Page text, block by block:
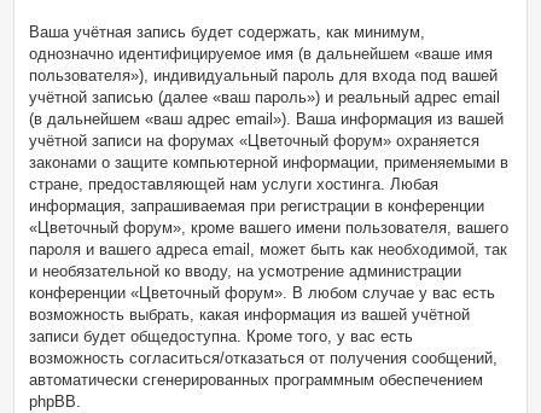
Ваша учётная запись будет содержать, как минимум,
однозначно идентифицируемое имя (в дальнейшем «ваше имя
пользователя»), индивидуальный пароль для входа под вашей
учётной записью (далее «ваш пароль») и реальный адрес email
(в дальнейшем «ваш адрес email»). Ваша информация из вашей
учётной записи на форумах «Цветочный форум» охраняется
законами о защите компьютерной информации, применяемыми в
стране, предоставляющей нам услуги хостинга. Любая
информация, запрашиваемая при регистрации в конференции
«Цветочный форум», кроме вашего имени пользователя, вашего
пароля и вашего адреса email, может быть как необходимой, так
и необязательной ко вводу, на усмотрение администрации
конференции «Цветочный форум». В любом случае у вас есть
возможность выбрать, какая информация из вашей учётной
записи будет общедоступна. Кроме того, у вас есть
возможность согласиться/отказаться от получения сообщений,
автоматически сгенерированных программным обеспечением
phpBB.